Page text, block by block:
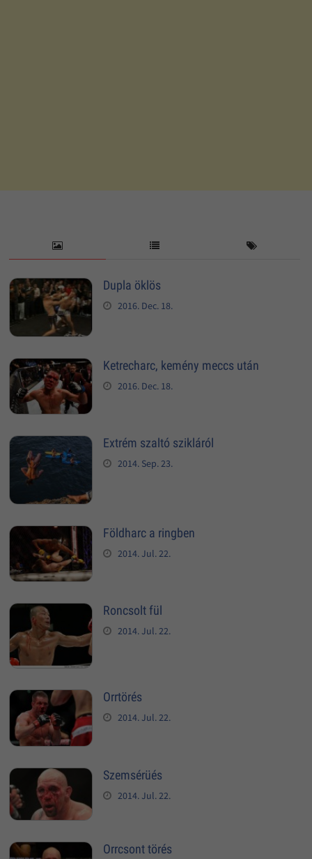
Dupla öklös
2016. Dec. 18.
Ketrecharc, kemény meccs után
2016. Dec. 18.
Extrém szaltó szikláról
2014. Sep. 23.
Földharc a ringben
2014. Jul. 22.
Roncsolt fül
2014. Jul. 22.
Orrtörés
2014. Jul. 22.
Szemsérüés
2014. Jul. 22.
Orrcsont törés